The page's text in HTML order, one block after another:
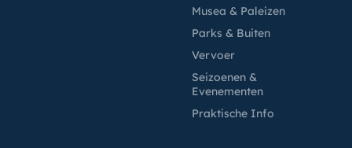
Musea & Paleizen
Parks & Buiten
Vervoer
Seizoenen &
Evenementen
Praktische Info